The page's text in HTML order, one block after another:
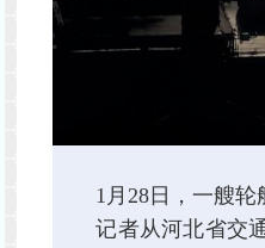
1月28日，一艘轮
记者从河北省交通